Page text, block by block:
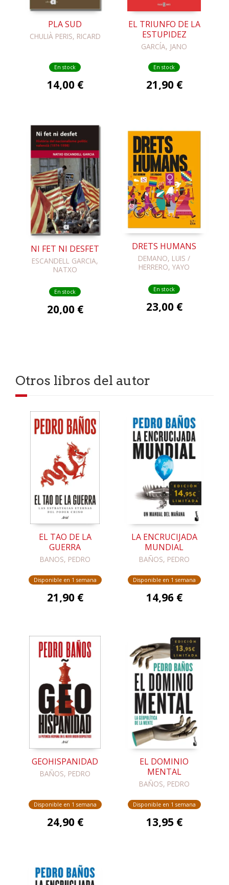
PLA SUD
CHULIÀ PERIS, RICARD
En stock
14,00 €
EL TRIUNFO DE LA
ESTUPIDEZ
GARCÍA, JANO
En stock
21,90 €
NI FET NI DESFET
ESCANDELL GARCIA,
NATXO
En stock
20,00 €
DRETS HUMANS
DEMANO, LUIS /
HERRERO, YAYO
En stock
23,00 €
Otros libros del autor
EL TAO DE LA
GUERRA
BANOS, PEDRO
Disponible en 1 semana
21,90 €
LA ENCRUCIJADA
MUNDIAL
BAÑOS, PEDRO
Disponible en 1 semana
14,96 €
GEOHISPANIDAD
BAÑOS, PEDRO
Disponible en 1 semana
24,90 €
EL DOMINIO
MENTAL
BAÑOS, PEDRO
Disponible en 1 semana
13,95 €